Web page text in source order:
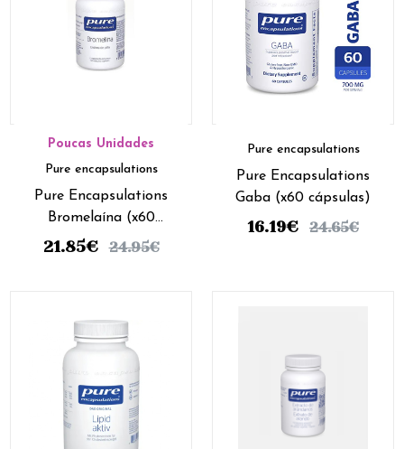
Poucas Unidades
Pure encapsulations
Pure Encapsulations
Bromelaína (x60
cápsulas)
21.85€ 24.95€
Pure encapsulations
Pure Encapsulations
Gaba (x60 cápsulas)
16.19€ 24.65€